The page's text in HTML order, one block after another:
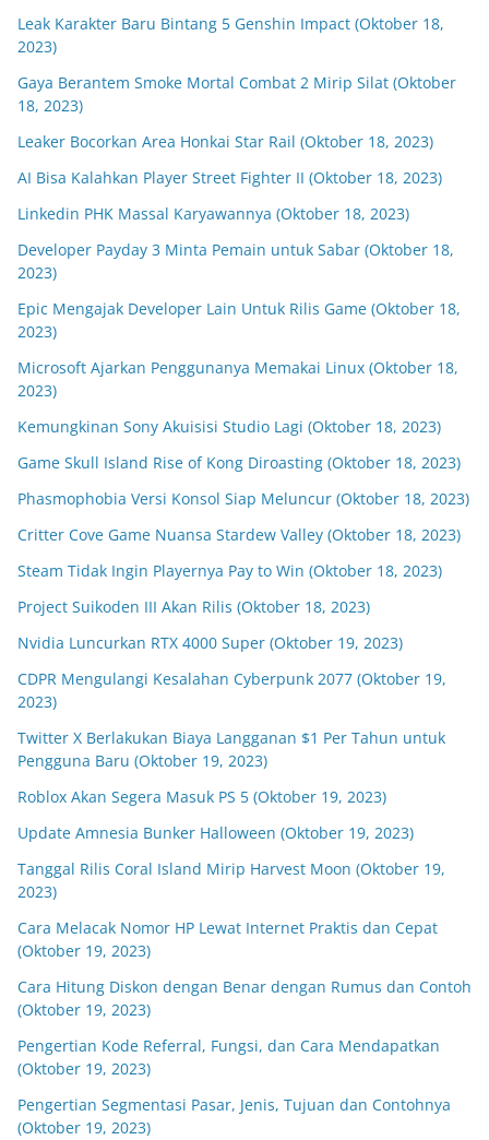
Leak Karakter Baru Bintang 5 Genshin Impact (Oktober 18,
2023)
Gaya Berantem Smoke Mortal Combat 2 Mirip Silat (Oktober
18, 2023)
Leaker Bocorkan Area Honkai Star Rail (Oktober 18, 2023)
AI Bisa Kalahkan Player Street Fighter II (Oktober 18, 2023)
Linkedin PHK Massal Karyawannya (Oktober 18, 2023)
Developer Payday 3 Minta Pemain untuk Sabar (Oktober 18,
2023)
Epic Mengajak Developer Lain Untuk Rilis Game (Oktober 18,
2023)
Microsoft Ajarkan Penggunanya Memakai Linux (Oktober 18,
2023)
Kemungkinan Sony Akuisisi Studio Lagi (Oktober 18, 2023)
Game Skull Island Rise of Kong Diroasting (Oktober 18, 2023)
Phasmophobia Versi Konsol Siap Meluncur (Oktober 18, 2023)
Critter Cove Game Nuansa Stardew Valley (Oktober 18, 2023)
Steam Tidak Ingin Playernya Pay to Win (Oktober 18, 2023)
Project Suikoden III Akan Rilis (Oktober 18, 2023)
Nvidia Luncurkan RTX 4000 Super (Oktober 19, 2023)
CDPR Mengulangi Kesalahan Cyberpunk 2077 (Oktober 19,
2023)
Twitter X Berlakukan Biaya Langganan $1 Per Tahun untuk
Pengguna Baru (Oktober 19, 2023)
Roblox Akan Segera Masuk PS 5 (Oktober 19, 2023)
Update Amnesia Bunker Halloween (Oktober 19, 2023)
Tanggal Rilis Coral Island Mirip Harvest Moon (Oktober 19,
2023)
Cara Melacak Nomor HP Lewat Internet Praktis dan Cepat
(Oktober 19, 2023)
Cara Hitung Diskon dengan Benar dengan Rumus dan Contoh
(Oktober 19, 2023)
Pengertian Kode Referral, Fungsi, dan Cara Mendapatkan
(Oktober 19, 2023)
Pengertian Segmentasi Pasar, Jenis, Tujuan dan Contohnya
(Oktober 19, 2023)